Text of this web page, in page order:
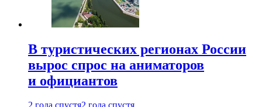
В туристических регионах России
вырос спрос на аниматоров
и официантов